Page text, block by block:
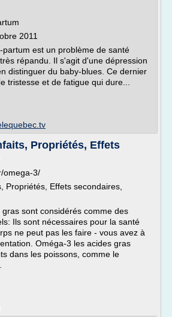
2011
partum est un problème de santé
répandu. Il s'agit d'une dépression
distinguer du baby-blues. Ce dernier
tristesse et de fatigue qui dure...
Propriétés, Effets
omega-3/
Propriétés, Effets secondaires,
sont considérés comme des
Ils sont nécessaires pour la santé
ne peut pas les faire - vous avez à
Oméga-3 les acides gras
dans les poissons, comme le